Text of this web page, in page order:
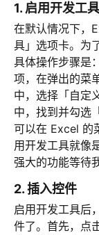
1. 启用开发工具
在默认情况下，
具」选项卡。为
具体操作步骤是
项，在弹出的菜
中，选择「自定
中，找到并勾选
可以在 Excel 的
用开发工具就像
强大的功能等待
2. 插入控件
启用开发工具后
件了。首先，点